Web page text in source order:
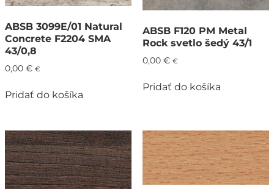
ABSB 3099E/01 Natural
Concrete F2204 SMA
43/0,8
0,00 € €
Pridať do košíka
ABSB F120 PM Metal
Rock svetlo šedý 43/1
0,00 € €
Pridať do košíka